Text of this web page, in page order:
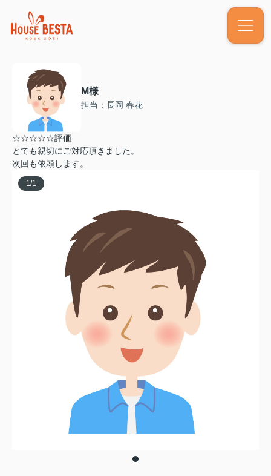
M様
担当：長岡 春花
☆☆☆☆☆評価
とても親切にご対応頂きました。
次回も依頼します。
1 /1